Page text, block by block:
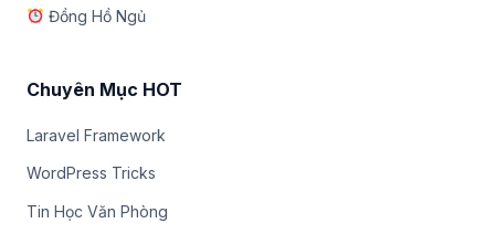
Đồng Hồ Ngủ
Chuyên Mục HOT
Laravel Framework
WordPress Tricks
Tin Học Văn Phòng